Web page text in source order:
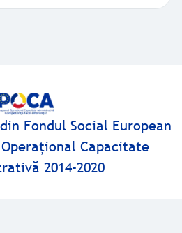
Fondul Social European
Capacitate
2014-2020